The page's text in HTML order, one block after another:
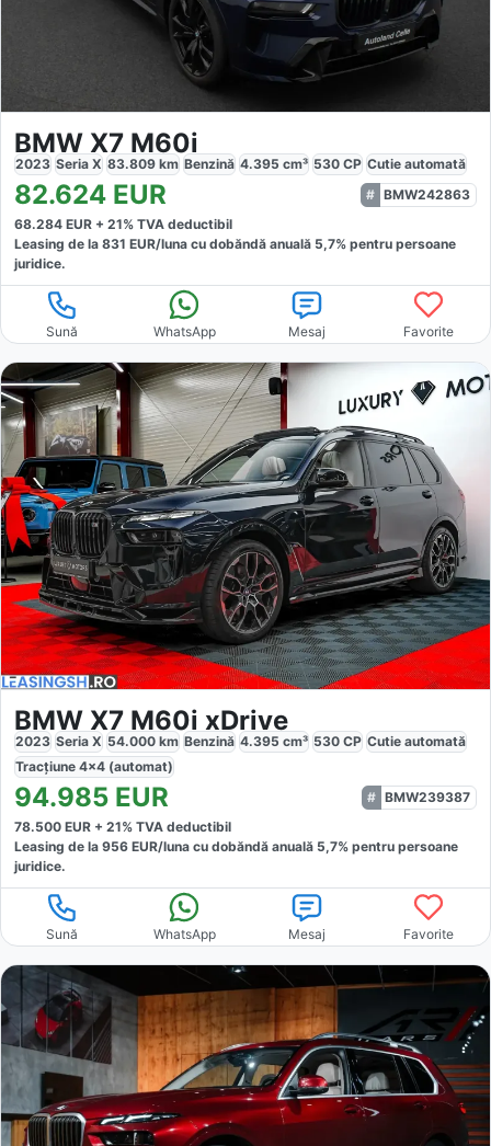
BMW X7 M60i
2023 Seria X 83.809 km Benzină 4.395 cm³ 530 CP Cutie automată
82.624 EUR
BMW242863
68.284 EUR + 21% TVA deductibil
Leasing de la 831 EUR/luna cu dobăndă anuală 5,7% pentru persoane
juridice.
Sună WhatsApp Mesaj Favorite
BMW X7 M60i xDrive
2023 Seria X 54.000 km Benzină 4.395 cm³ 530 CP Cutie automată
Tracțiune 4x4 (automat)
94.985 EUR
BMW239387
78.500 EUR + 21% TVA deductibil
Leasing de la 956 EUR/luna cu dobăndă anuală 5,7% pentru persoane
juridice.
Sună WhatsApp Mesaj Favorite